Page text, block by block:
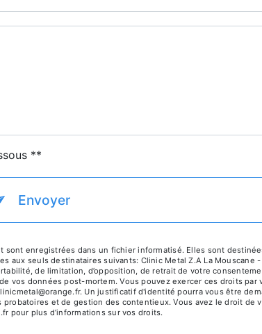
**
Envoyer
enregistrées dans un fichier informatisé. Elles sont
seuls destinataires suivants: Clinic Metal Z.A La Mouscane
de limitation, d’opposition, de retrait de votre
vos données post-mortem. Vous pouvez exercer ces droits par
Un justificatif d'identité pourra vous être
et de gestion des contentieux. Vous avez le droit de
pour plus d’informations sur vos droits.